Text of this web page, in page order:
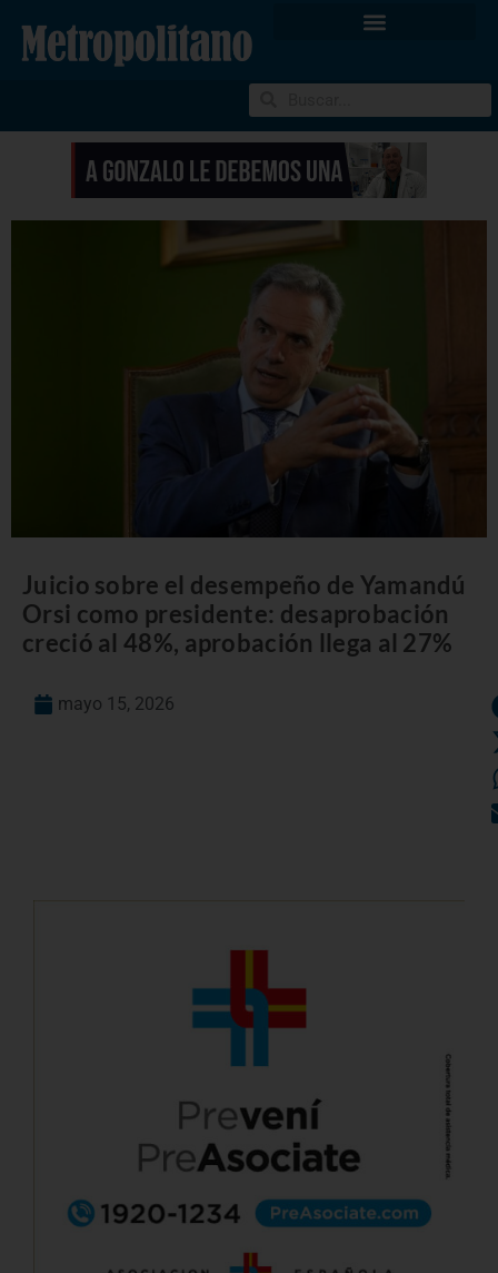
Juicio sobre el desempeño de Yamandú
Orsi como presidente: desaprobación
creció al 48%, aprobación llega al 27%
mayo 15, 2026